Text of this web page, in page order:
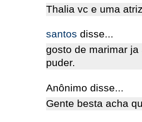
Thalia vc e uma
santos disse...
gosto de marimar
puder.
Anônimo disse...
Gente besta acha